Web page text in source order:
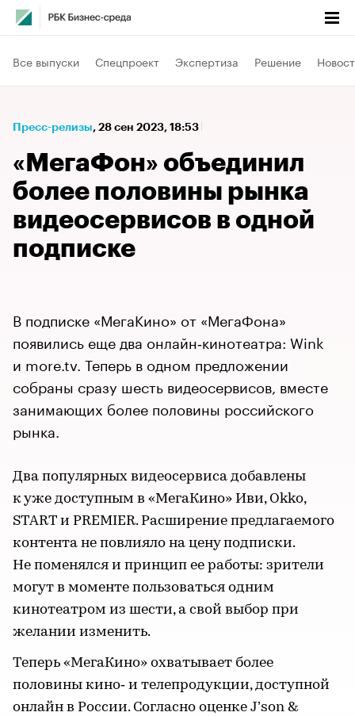
Все выпуски Спецпроект Экспертиза Решение
Пресс-релизы⁠, 28 сен 2023, 18:53
«МегаФон» объединил
более половины рынка
видеосервисов в одной
подписке
В подписке «МегаКино» от «МегаФона»
появились еще два онлайн‑кинотеатра: Wink
и more.tv. Теперь в одном предложении
собраны сразу шесть видеосервисов, вместе
занимающих более половины российского
рынка.
Два популярных видеосервиса добавлены
к уже доступным в «МегаКино» Иви, Okko,
START и PREMIER. Расширение предлагаемого
контента не повлияло на цену подписки.
Не поменялся и принцип ее работы: зрители
могут в моменте пользоваться одним
кинотеатром из шести, а свой выбор при
желании изменить.
Теперь «МегаКино» охватывает более
половины кино‑ и телепродукции, доступной
онлайн в России. Согласно оценке J’son &